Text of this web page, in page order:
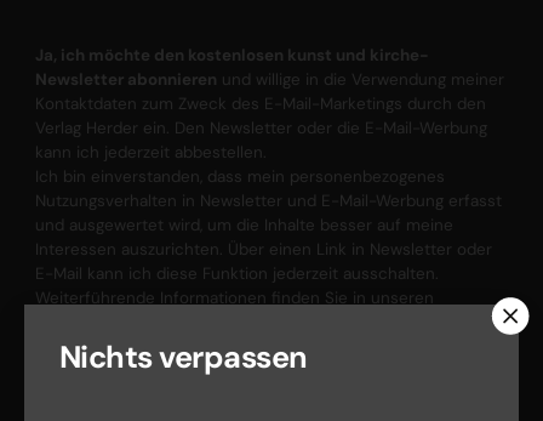
Ja, ich möchte den kostenlosen kunst und kirche-
Newsletter abonnieren und willige in die Verwendung meiner
Kontaktdaten zum Zweck des E-Mail-Marketings durch den
Verlag Herder ein. Den Newsletter oder die E-Mail-Werbung
kann ich jederzeit abbestellen.
Ich bin einverstanden, dass mein personenbezogenes
Nutzungsverhalten in Newsletter und E-Mail-Werbung erfasst
und ausgewertet wird, um die Inhalte besser auf meine
Interessen auszurichten. Über einen Link in Newsletter oder
E-Mail kann ich diese Funktion jederzeit ausschalten.
Weiterführende Informationen finden Sie in unseren
E-MAIL
Nichts verpassen